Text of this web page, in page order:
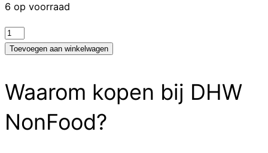
6 op voorraad
test
aantal
Toevoegen aan winkelwagen
Waarom kopen bij DHW
NonFood?